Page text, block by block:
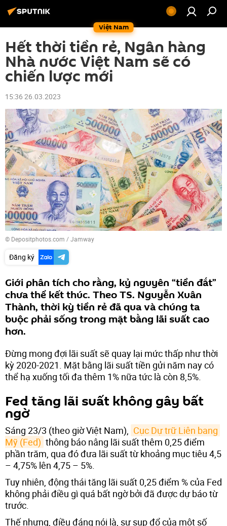
Việt Nam
Hết thời tiền rẻ, Ngân hàng
Nhà nước Việt Nam sẽ có
chiến lược mới
15:36 26.03.2023
© Depositphotos.com / Jamway
Đăng ký
Giới phân tích cho rằng, kỷ nguyên “tiền đắt”
chưa thể kết thúc. Theo TS. Nguyễn Xuân
Thành, thời kỳ tiền rẻ đã qua và chúng ta
buộc phải sống trong mặt bằng lãi suất cao
hơn.
Đừng mong đợi lãi suất sẽ quay lại mức thấp như thời
kỳ 2020-2021. Mặt bằng lãi suất tiền gửi năm nay có
thể hạ xuống tối đa thêm 1% nữa tức là còn 8,5%.
Fed tăng lãi suất không gây bất
ngờ
Sáng 23/3 (theo giờ Việt Nam),
Cục Dự trữ Liên bang
Mỹ (Fed) thông báo nâng lãi suất thêm 0,25 điểm
phần trăm, qua đó đưa lãi suất từ khoảng mục tiêu 4,5
– 4,75% lên 4,75 – 5%.
Tuy nhiên, động thái tăng lãi suất 0,25 điểm % của Fed
không phải điều gì quá bất ngờ bởi đã được dự báo từ
trước.
Thế nhưng, điều đáng nói là, sự sụp đổ của một số